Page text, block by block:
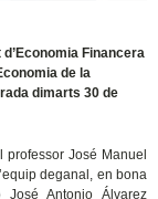
Financera
de la
dimarts 30 de
professor José Manuel
deganal, en bona
José Antonio Álvarez